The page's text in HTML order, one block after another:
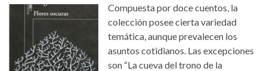
Compuesta por doce cuentos, la
colección posee cierta variedad
temática, aunque prevalecen los
asuntos cotidianos. Las excepciones
son “La cueva del trono de la